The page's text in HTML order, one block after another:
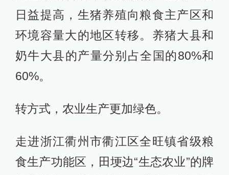
日益提高，生猪养殖向粮食主产区和
环境容量大的地区转移。养猪大县和
奶牛大县的产量分别占全国的80%和
60%。
转方式，农业生产更加绿色。
走进浙江衢州市衢江区全旺镇省级粮
食生产功能区，田埂边“生态农业”的牌